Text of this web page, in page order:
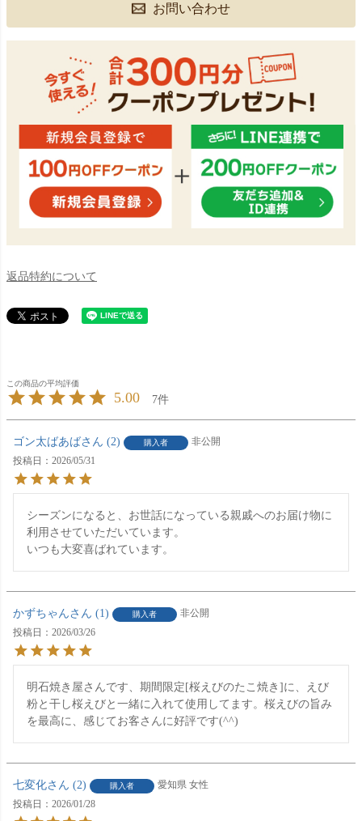
お問い合わせ
返品特約について
5.00 7
ゴン太ばあば 2 購入者
非公開
投稿日
2026/05/31
シーズンになると、お世話になっている親戚へのお届け物に
利用させていただいています。
いつも大変喜ばれています。
かずちゃん 1 購入者
非公開
投稿日
2026/03/26
明石焼き屋さんです、期間限定[桜えびのたこ焼き]に、えび
粉と干し桜えびと一緒に入れて使用してます。桜えびの旨み
を最高に、感じてお客さんに好評です(^^)
七変化 2 購入者 愛知県 女性
投稿日
2026/01/28